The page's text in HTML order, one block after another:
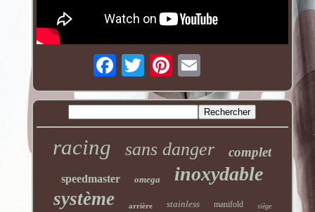
racing sans danger complet
speedmaster omega inoxydable
système arrière stainless manifold siège